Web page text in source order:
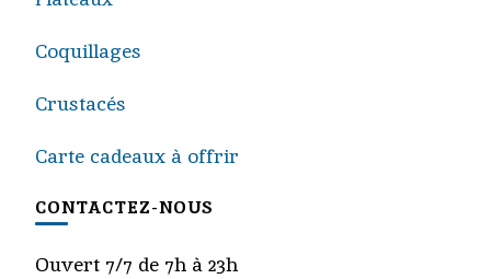
Coquillages
Crustacés
Carte cadeaux à offrir
CONTACTEZ-NOUS
Ouvert 7/7 de 7h à 23h